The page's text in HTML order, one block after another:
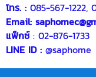
โทร. : 085-567-1222,
Email:
แฟ็กซ์ : 02-876-1733
LINE ID : @saphome